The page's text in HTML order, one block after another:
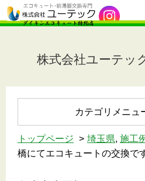
株式会社ユーテッ
カテゴリメニュ
トップページ 埼玉県, 施工
橋にてエコキュートの交換で